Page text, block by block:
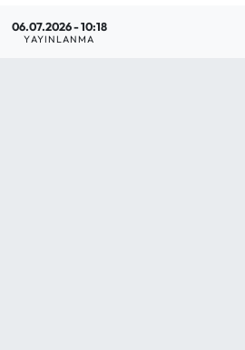
06.07.2026 - 10:18
YAYINLANMA
Mektup Galeri